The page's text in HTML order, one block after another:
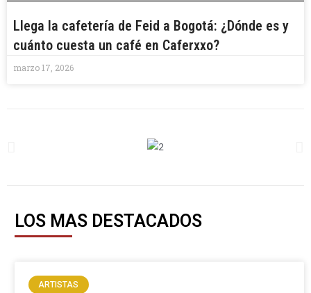
Llega la cafetería de Feid a Bogotá: ¿Dónde es y
cuánto cuesta un café en Caferxxo?
marzo 17, 2026
LOS MAS DESTACADOS
ARTISTAS